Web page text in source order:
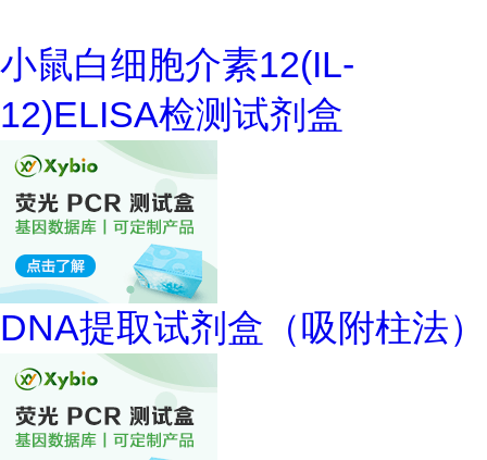
小鼠白细胞介素12(IL-
12)ELISA检测试剂盒
DNA提取试剂盒（吸附柱法）